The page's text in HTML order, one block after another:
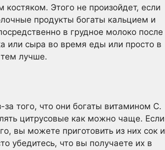
Этого не произойдет, если
продукты богаты кальцием и
в грудное молоко после
или сыра во время еды или просто в
лучше.
того, что они богаты витамином С.
цитрусовые как можно чаще. Если
вы можете приготовить из них сок и
убедитесь, что вы получаете их в